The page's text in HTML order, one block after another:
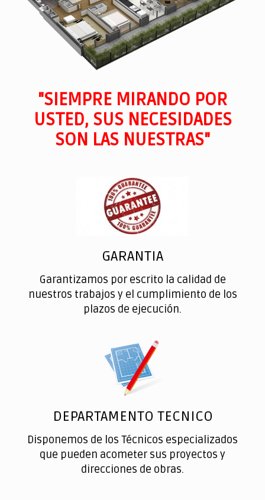
"SIEMPRE MIRANDO POR
USTED, SUS NECESIDADES
SON LAS NUESTRAS"
GARANTIA
Garantizamos por escrito la calidad de
nuestros trabajos y el cumplimiento de los
plazos de ejecución.
DEPARTAMENTO TECNICO
Disponemos de los Técnicos especializados
que pueden acometer sus proyectos y
direcciones de obras.